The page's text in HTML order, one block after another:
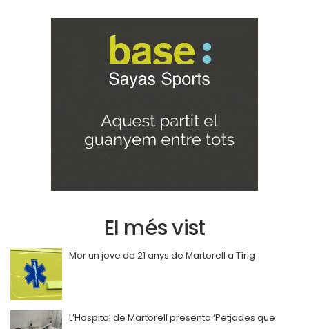
El més vist
Mor un jove de 21 anys de Martorell a Tírig
L’Hospital de Martorell presenta ‘Petjades que